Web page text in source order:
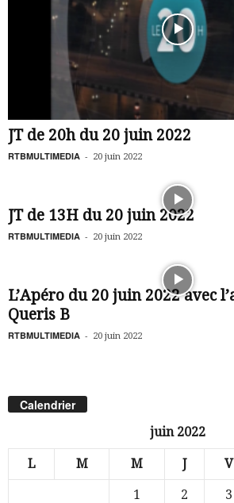
JT de 20h du 20 juin 2022
RTBMULTIMEDIA - 20 juin 2022
JT de 13H du 20 juin 2022
RTBMULTIMEDIA - 20 juin 2022
L’Apéro du 20 juin 2022 avec
Queris B
RTBMULTIMEDIA - 20 juin 2022
Calendrier
juin 2022
L M M J V
1 2 3